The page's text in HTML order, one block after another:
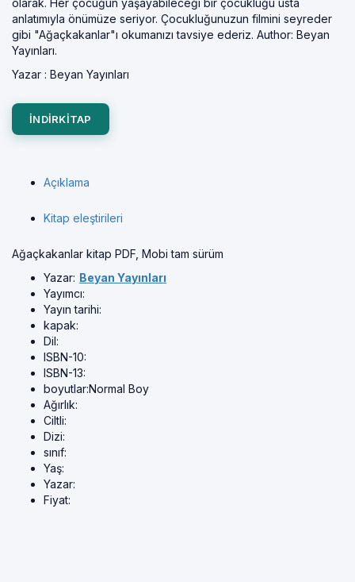
olarak. Her çocuğun yaşayabileceği bir çocukluğu usta
anlatımıyla önümüze seriyor. Çocukluğunuzun filmini seyreder
gibi "Ağaçkakanlar"ı okumanızı tavsiye ederiz. Author: Beyan
Yayınları.
Yazar : Beyan Yayınları
INDIRKITAP
Açıklama
Kitap eleştirileri
Ağaçkakanlar kitap PDF, Mobi tam sürüm
Yazar: Beyan Yayınları
Yayımcı:
Yayın tarihi:
kapak:
Dil:
ISBN-10:
ISBN-13:
boyutlar:Normal Boy
Ağırlık:
Ciltli:
Dizi:
sınıf:
Yaş:
Yazar:
Fiyat: